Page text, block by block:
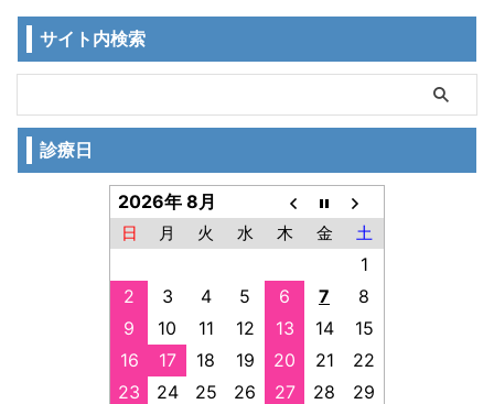
サイト内検索
診療日
2026年 8月
日 月 火 水 木 金 土
1
2
3 4 5 6 7
8
9
10 11 12 13 14
15
16
17 18 19 20 21
22
23
24 25 26 27 28
29